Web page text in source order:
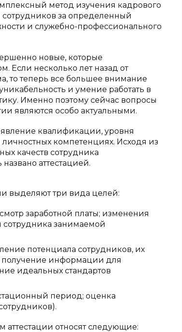
метод изучения кадрового
сотрудников за определенный
и служебно-профессионального
новые, которые
Если несколько лет назад от
то теперь все большее внимание
и умение работать в
Именно поэтому сейчас вопросы
являются особо актуальными.
квалификации, уровня
компетенциях. Исходя из
качеств сотрудника
аттестацией.
выделяют три вида целей:
заработной платы; изменения
сотрудника занимаемой
потенциала сотрудников, их
получение информации для
идеальных стандартов
период; оценка
относят следующие: